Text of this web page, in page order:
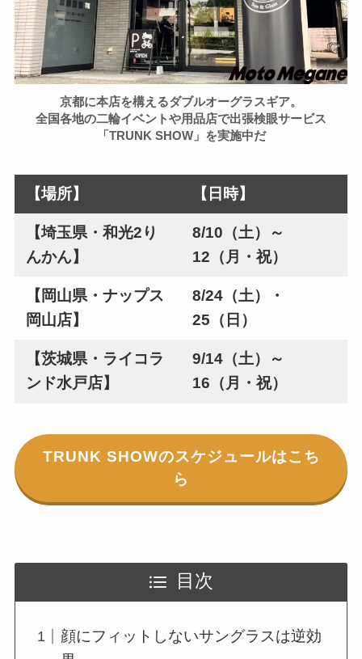
京都に本店を構えるダブルオーグラスギア。
全国各地の二輪イベントや用品店で出張検眼サービス
「TRUNK SHOW」を実施中だ
【場所】 【日時】
【埼玉県・和光2り
んかん】
8/10（土）～
12（月・祝）
【岡山県・ナップス
岡山店】
8/24（土）・
25（日）
【茨城県・ライコラ
ンド水戸店】
9/14（土）～
16（月・祝）
TRUNK SHOWのスケジュールはこち
ら
目次
顔にフィットしないサングラスは逆効